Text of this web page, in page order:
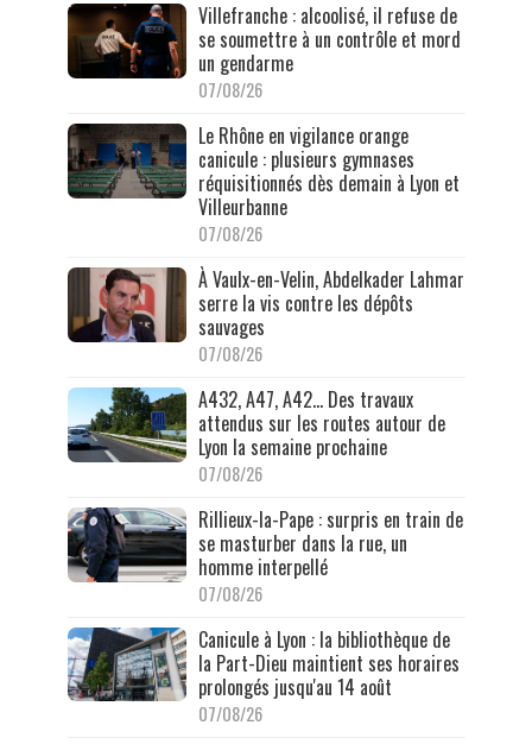
Villefranche : alcoolisé, il refuse de
se soumettre à un contrôle et mord
un gendarme
07/08/26
Le Rhône en vigilance orange
canicule : plusieurs gymnases
réquisitionnés dès demain à Lyon et
Villeurbanne
07/08/26
À Vaulx-en-Velin, Abdelkader Lahmar
serre la vis contre les dépôts
sauvages
07/08/26
A432, A47, A42… Des travaux
attendus sur les routes autour de
Lyon la semaine prochaine
07/08/26
Rillieux-la-Pape : surpris en train de
se masturber dans la rue, un
homme interpellé
07/08/26
Canicule à Lyon : la bibliothèque de
la Part-Dieu maintient ses horaires
prolongés jusqu'au 14 août
07/08/26